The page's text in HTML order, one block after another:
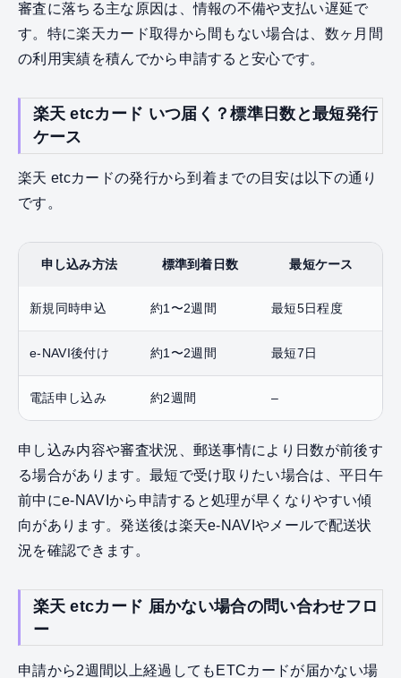
審査に落ちる主な原因は、情報の不備や支払い遅延で
す。特に楽天カード取得から間もない場合は、数ヶ月間
の利用実績を積んでから申請すると安心です。
楽天 etcカード いつ届く？標準日数と最短発行
ケース
楽天 etcカードの発行から到着までの目安は以下の通り
です。
申し込み方法 標準到着日数 最短ケース
新規同時申込 約1〜2週間 最短5日程度
e-NAVI後付け 約1〜2週間 最短7日
電話申し込み 約2週間 –
申し込み内容や審査状況、郵送事情により日数が前後す
る場合があります。最短で受け取りたい場合は、平日午
前中にe-NAVIから申請すると処理が早くなりやすい傾
向があります。発送後は楽天e-NAVIやメールで配送状
況を確認できます。
楽天 etcカード 届かない場合の問い合わせフロ
ー
申請から2週間以上経過してもETCカードが届かない場